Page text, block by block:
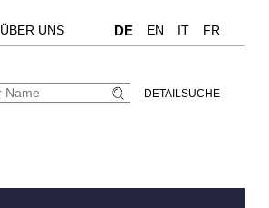
ÜBER UNS DE EN IT FR
DETAILSUCHE